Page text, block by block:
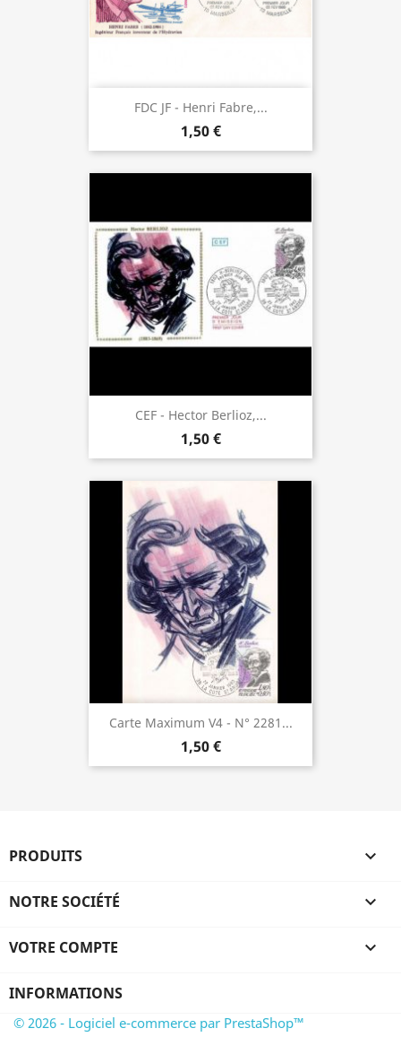
FDC JF - Henri Fabre,...
1,50 €
CEF - Hector Berlioz,...
1,50 €
Carte Maximum V4 - N° 2281...
1,50 €
PRODUITS 
NOTRE SOCIÉTÉ 
VOTRE COMPTE 
INFORMATIONS
© 2026 - Logiciel e-commerce par PrestaShop™